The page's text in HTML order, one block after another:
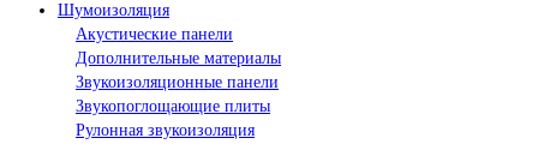
Шумоизоляция
Акустические панели
Дополнительные материалы
Звукоизоляционные панели
Звукопоглощающие плиты
Рулонная звукоизоляция